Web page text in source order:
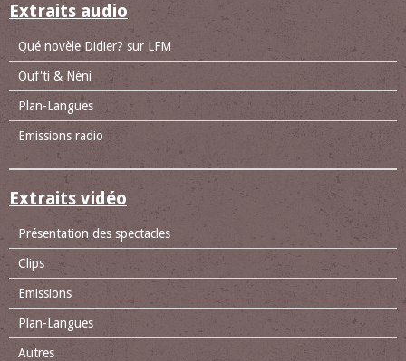
Extraits audio
Qué novèle Didier? sur LFM
Ouf'ti & Nèni
Plan-Langues
Emissions radio
Extraits vidéo
Présentation des spectacles
Clips
Emissions
Plan-Langues
Autres